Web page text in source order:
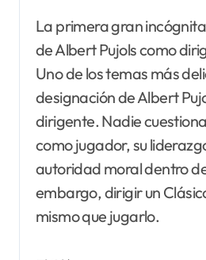
La primera gran
de Albert Pujols como
Uno de los temas más
designación de Albert
dirigente. Nadie
como jugador, su
autoridad moral dentro
embargo, dirigir un
mismo que jugarlo.